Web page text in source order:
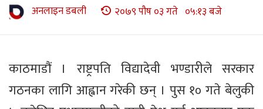
अनलाइन डबली २०७९ पौष ०३ गते ०५:१३ बजे
काठमाडौं । राष्ट्रपति विद्यादेवी भण्डारीले सरकार
गठनका लागि आह्वान गरेकी छन् । पुस १० गते बेलुकी